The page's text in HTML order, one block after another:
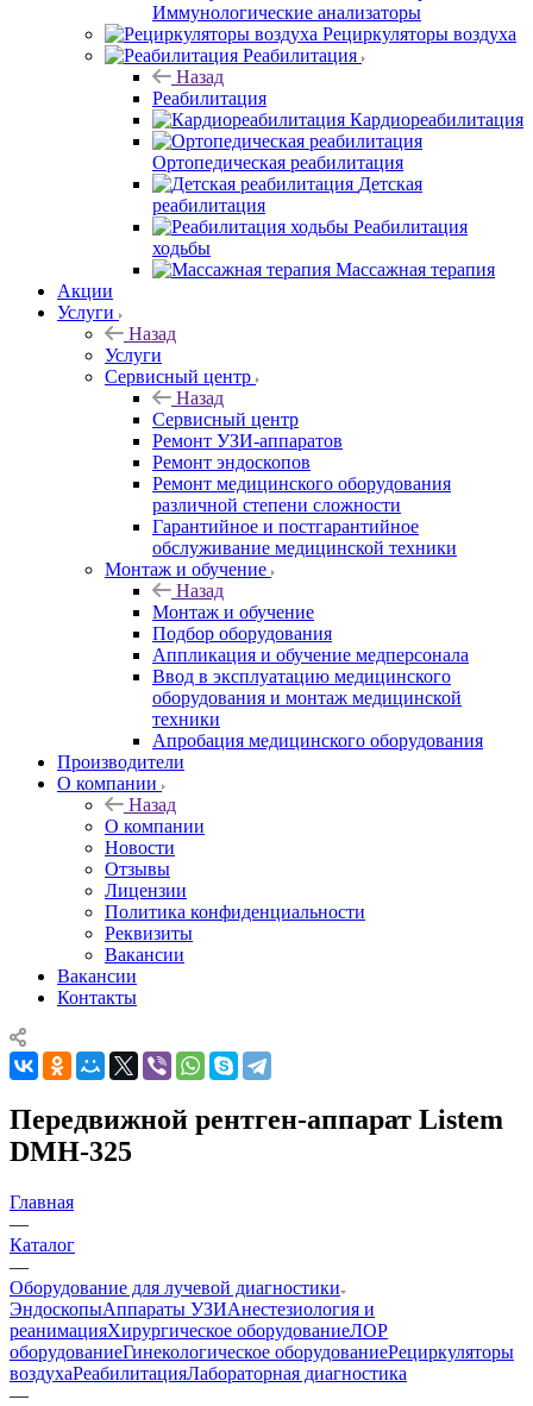
Иммунологические анализаторы
Рециркуляторы воздуха
Реабилитация
Назад
Реабилитация
Кардиореабилитация
Ортопедическая реабилитация
Детская
реабилитация
Реабилитация
ходьбы
Массажная терапия
Акции
Услуги
Назад
Услуги
Сервисный центр
Назад
Сервисный центр
Ремонт УЗИ-аппаратов
Ремонт эндоскопов
Ремонт медицинского оборудования
различной степени сложности
Гарантийное и постгарантийное
обслуживание медицинской техники
Монтаж и обучение
Назад
Монтаж и обучение
Подбор оборудования
Аппликация и обучение медперсонала
Ввод в эксплуатацию медицинского
оборудования и монтаж медицинской
техники
Апробация медицинского оборудования
Производители
О компании
Назад
О компании
Новости
Отзывы
Лицензии
Политика конфиденциальности
Реквизиты
Вакансии
Вакансии
Контакты
Передвижной рентген-аппарат Listem
DMH-325
Главная
—
Каталог
—
Оборудование для лучевой диагностики
ЭндоскопыАппараты УЗИАнестезиология и
реанимацияХирургическое оборудованиеЛОР
оборудованиеГинекологическое оборудованиеРециркуляторы
воздухаРеабилитацияЛабораторная диагностика
—